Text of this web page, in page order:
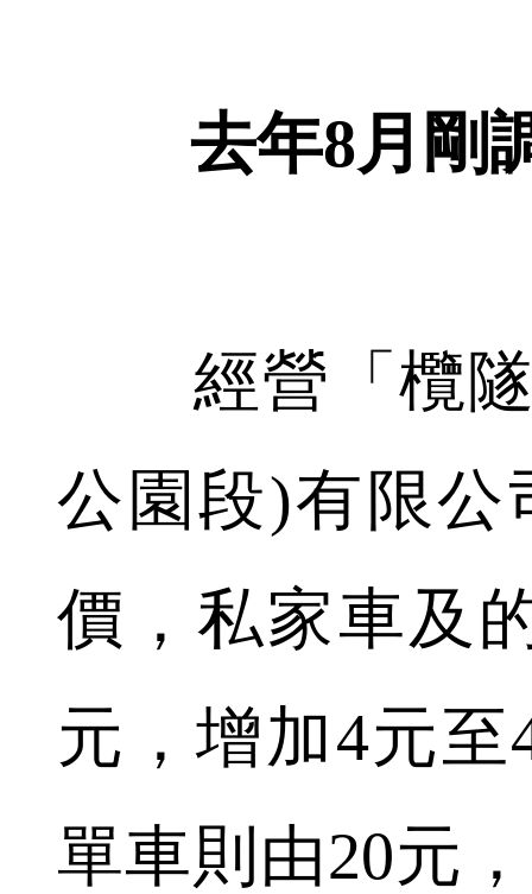
去年8月剛
經營「欖隧
公園段)有限公
價，私家車及
元，增加4元至
單車則由20元